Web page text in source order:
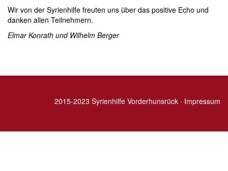
Wir von der Syrienhilfe freuten uns über das positive Echo und
danken allen Teilnehmern.
Elmar Konrath und Wilhelm Berger
2015-2023 Syrienhilfe Vorderhunsrück · Impressum